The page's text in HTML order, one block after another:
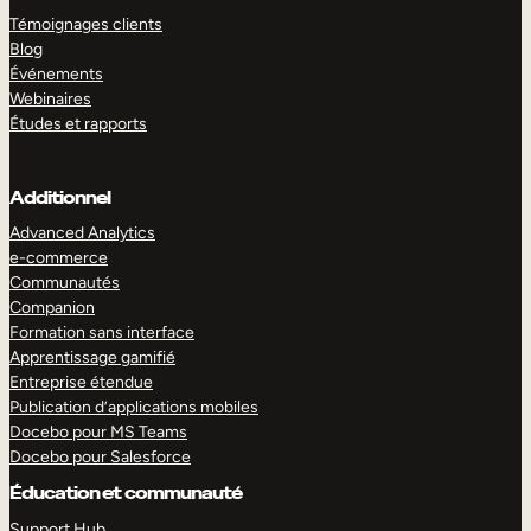
Témoignages clients
Blog
Événements
Webinaires
Études et rapports
Additionnel
Advanced Analytics
e-commerce
Communautés
Companion
Formation sans interface
Apprentissage gamifié
Entreprise étendue
Publication d’applications mobiles
Docebo pour MS Teams
Docebo pour Salesforce
Éducation et communauté